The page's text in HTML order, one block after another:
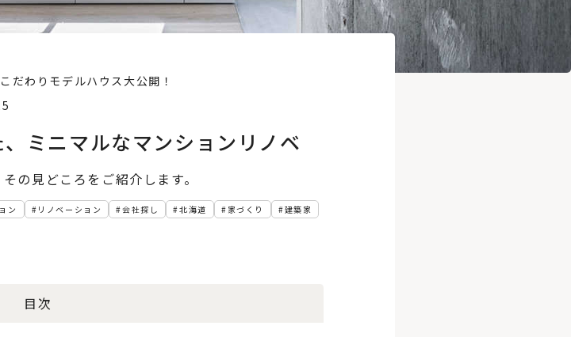
ミニマルなマンションリノベ
こだわりモデルハウス大公開！
ン リノベーション 会社探し 北海道 家づくり
建築家
の見どころをご紹介します。
目次